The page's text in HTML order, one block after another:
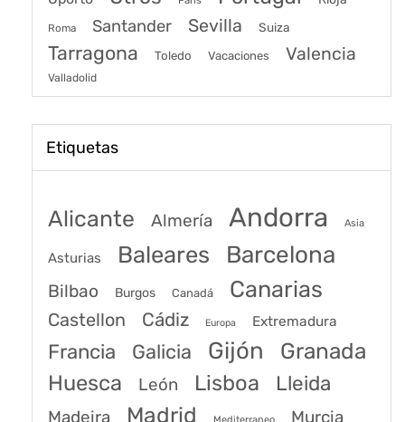
Roma Santander Sevilla Suiza
Tarragona Toledo Vacaciones Valencia
Valladolid
Etiquetas
Alicante Almería Andorra Asia
Asturias Baleares Barcelona
Bilbao Burgos Canadá Canarias
Castellon Cádiz Europa Extremadura
Francia Galicia Gijón Granada
Huesca León Lisboa Lleida
Madeira Madrid Murcia